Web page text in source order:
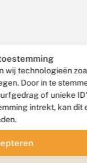
wij technologieën
Door in te
of unieke
intrekt, kan dit